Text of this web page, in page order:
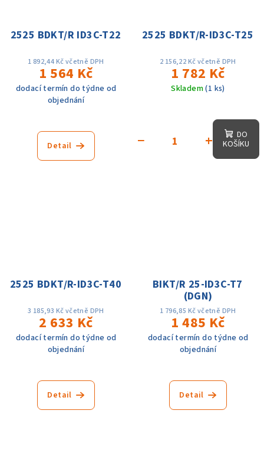
2525 BDKT/R ID3C-T22
1 892,44 Kč včetně DPH
1 564 Kč
dodací termín do týdne od
objednání
Detail
2525 BDKT/R-ID3C-T25
2 156,22 Kč včetně DPH
1 782 Kč
Skladem(1 ks)
+
−
DO
KOŠÍKU
2525 BDKT/R-ID3C-T40
3 185,93 Kč včetně DPH
2 633 Kč
dodací termín do týdne od
objednání
Detail
BIKT/R 25-ID3C-T7
(DGN)
1 796,85 Kč včetně DPH
1 485 Kč
dodací termín do týdne od
objednání
Detail